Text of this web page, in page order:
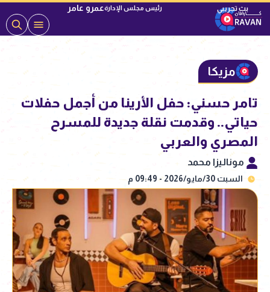
رئيس مجلس الإدارةعمرو عامر
مزيكا
تامر حسني: حفل الأرينا من أجمل حفلات
حياتي.. وقدمت نقلة جديدة للمسرح
المصري والعربي
موناليزا محمد
السبت 30/مايو/2026 - 09:49 م